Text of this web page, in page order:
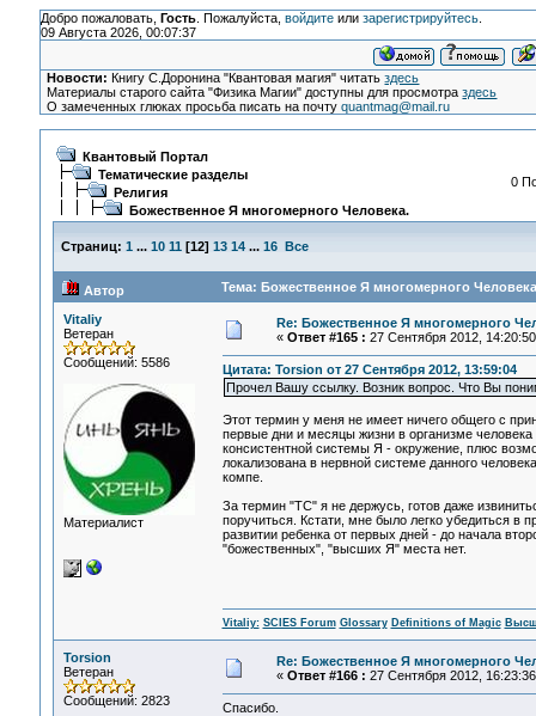
Добро пожаловать, Гость. Пожалуйста, войдитеили зарегистрируйтесь.
09 Августа 2026, 00:07:37
Новости: Книгу С.Доронина "Квантовая магия" читатьздесь
Материалы старого сайта "Физика Магии" доступны для просмотраздесь
О замеченных глюках просьба писать на почтуquantmag@mail.ru
Квантовый Портал
Тематические разделы
Религия
Божественное Я многомерного Человека.
0
Страниц: 1 ... 10 11 [12] 13 14 ... 16 Все
Автор Тема: Божественное Я многомерного
Vitaliy
Ветеран
Сообщений: 5586
Материалист
Re: Божественное Я многомерного
« Ответ #165 : 27 Сентября 2012,
Цитата: Torsion от 27 Сентября 2012, 13:59:04
Прочел Вашу ссылку. Возник вопрос. Что Вы
Этот термин у меня не имеет ничего общего с
первые дни и месяцы жизни в организме
консистентной системы Я - окружение, плюс
локализована в нервной системе данного
компе.
За термин "ТС" я не держусь, готов даже
поручиться. Кстати, мне было легко убедиться в
развитии ребенка от первых дней - до начала
"божественных", "высших Я" места нет.
Vitaliy: SCIES Forum Glossary Definitions of Magic
Torsion
Ветеран
Сообщений: 2823
Re: Божественное Я многомерного
« Ответ #166 : 27 Сентября 2012,
Спасибо.